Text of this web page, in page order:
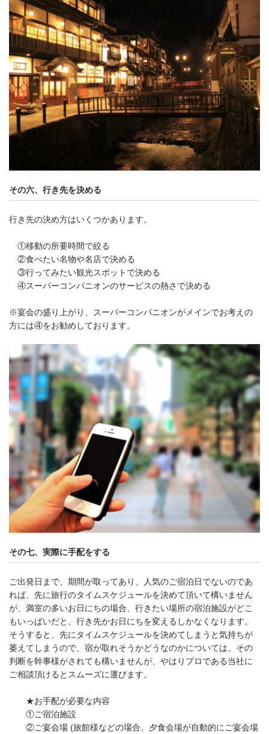
その六、行き先を決める
行き先の決め方はいくつかあります。
①移動の所要時間で絞る
②食べたい名物や名店で決める
③行ってみたい観光スポットで決める
④スーパーコンパニオンのサービスの熱さで決める
※宴会の盛り上がり、スーパーコンパニオンがメインでお考えの
方には④をお勧めしております。
その七、実際に手配をする
ご出発日まで、期間が取ってあり、人気のご宿泊日でないのであ
れば、先に旅行のタイムスケジュールを決めて頂いて構いません
が、満室の多いお日にちの場合、行きたい場所の宿泊施設がどこ
もいっぱいだと、行き先かお日にちを変えるしかなくなります。
そうすると、先にタイムスケジュールを決めてしまうと気持ちが
萎えてしまうので、宿が取れそうかどうなのかについては、その
判断を幹事様がされても構いませんが、やはりプロである当社に
ご相談頂けるとスムーズに運びます。
★お手配が必要な内容
①ご宿泊施設
②ご宴会場 (旅館様などの場合、夕食会場が自動的にご宴会場